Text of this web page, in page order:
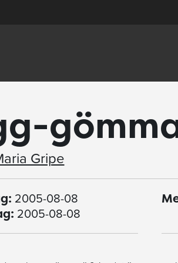
Gripe
2005-08-08
2005-08-08